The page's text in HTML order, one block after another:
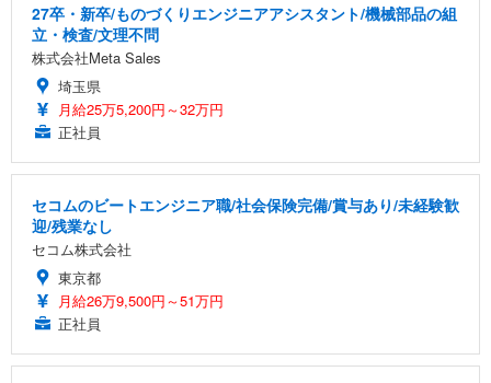
27卒・新卒/ものづくりエンジニアアシスタント/機械部品の組
立・検査/文理不問
株式会社Meta Sales
埼玉県
月給25万5,200円～32万円
正社員
セコムのビートエンジニア職/社会保険完備/賞与あり/未経験歓
迎/残業なし
セコム株式会社
東京都
月給26万9,500円～51万円
正社員